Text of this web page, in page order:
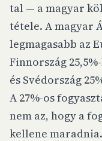
tal — a magyar
tétele. A magyar
legmagasabb az
Finnország
és Svédország
A 27%-os
nem az, hogy a
kellene